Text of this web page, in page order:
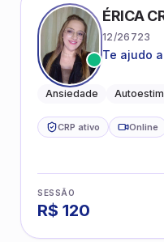
ÉRICA
12/26723
Te ajudo
lidar com
Ansiedade
CRP ativo Online
SESSÃO
R$ 120